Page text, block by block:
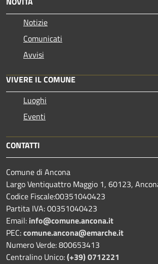
Notizie
Comunicati
Avvisi
VIVERE IL COMUNE
Luoghi
Eventi
CONTATTI
Comune di Ancona
Largo Ventiquattro Maggio 1, 60123,
Codice Fiscale:00351040423
Partita IVA: 00351040423
Email: info@comune.ancona.it
PEC:comune.ancona@emarche.it
Numero Verde: 800653413
Centralino Unico:(+39) 0712221